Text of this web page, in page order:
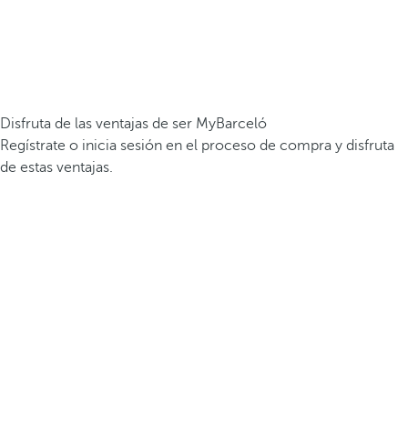
Disfruta de las ventajas de ser MyBarceló
Regístrate o inicia sesión en el proceso de compra y disfruta
de estas ventajas.